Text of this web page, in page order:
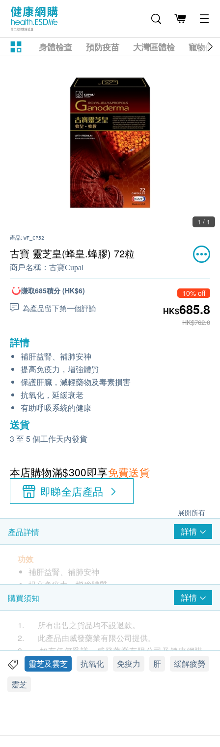
身體檢查 預防疫苗 大灣區體檢 寵物健
1 / 1
產品: WF_CP52
古寶 靈芝皇(蜂皇.蜂膠) 72粒
商戶名稱： 古寶Cupal
賺取685積分 (HK$6)
為產品留下第一個評論
10% off
HK$685.8
HK$762.0
詳情
補肝益腎、補肺安神
提高免疫力，增強體質
保護肝臟，減輕藥物及毒素損害
抗氧化，延緩衰老
有助呼吸系統的健康
送貨
3 至 5 個工作天內發貨
本店購物滿$300即享免費送貨
即睇全店產品
展開所有
產品詳情 詳情
功效
補肝益腎、補肺安神
提高免疫力，增強體質
保護肝臟，減輕藥物及毒素損害
抗氧化，延緩衰老
有助呼吸系統的健康
服用方法
每日1次，每次1-2粒
成份
購買須知 詳情
1. 所有出售之貨品均不設退款。
2. 此產品由威發藥業有限公司提供。
3. 如有任何爭議，威發藥業有限公司及健康網購
health.ESDlife保留最終決議權。
1. 每張訂單購買古寶, 紐美, 澳洲淨痘, 佳力等品牌
靈芝及雲芝 抗氧化 免疫力 肝
緩解疲勞
靈芝